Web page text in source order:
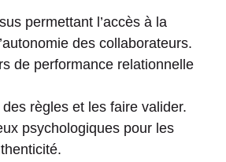
permettant l’accès à la
des collaborateurs.
de performance relationnelle
règles et les faire valider.
psychologiques pour les